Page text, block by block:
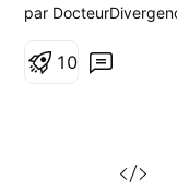
trimestrielle et
d'investissement
par
1 0